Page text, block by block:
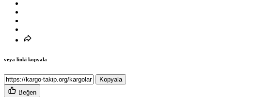
veya linki kopyala
Kopyala
Beğen